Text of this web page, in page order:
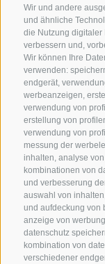
Wir und andere
und ähnliche
die Nutzung digitaler
verbessern und,
Wir können Ihre
verwenden:
endgerät,
werbeanzeigen,
verwendung von
erstellung von
verwendung von
messung der
inhalten, analyse
kombinationen von
und verbesserung
auswahl von
und aufdeckung von
anzeige von
datenschutz
kombination von
verschiedener